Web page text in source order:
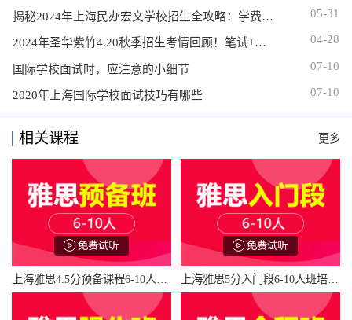
揭秘2024年上海民办宏文学校招生全攻略：学费、秋招政策、考情及面试要点解析！ 05-31
2024年圣华紫竹4.20秋季招生考情回顾！笔试+面试考什么内容？难度如何？ 04-28
国际学校面试时，应注意的小细节 07-10
2020年上海国际学校面试技巧有哪些 07-10
相关课程 更多
上海雅思5分入门段6-10人班培训班_雅思5分入门段6-10人班辅导班多少钱_雅思5分入门段6-10人班班哪家好